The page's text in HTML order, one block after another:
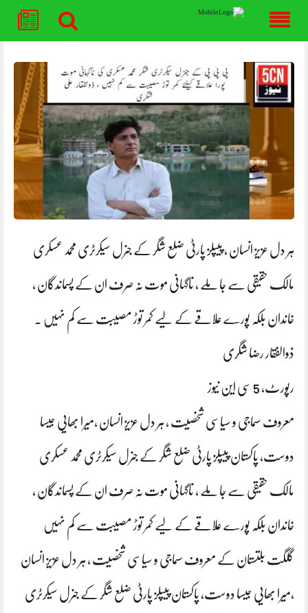
content
ہر دل عزیز انسان ، پیپلز پارٹی ضلع شگر کے جنرل سیکرٹری محمد عسکری
مالک حقیقی سے جا ملے ، ناگہانی موت نہ صرف ان کے پسماندگان ،
خاندان بلکہ پورے علاقے کے لیے کمر توڑ مصیبت سے کم نہیں .
ذوالفقار رضا شگری
رپورٹ، 5 سی این نیوز
معروف سماجی و سیاسی شخصیت ، ہر دل عزیز انسان ،میرا بھایی جیسا
دوست، پاکستان پیپلز پارٹی ضلع شگر کے جنرل سیکرٹری محمد عسکری
مالک حقیقی سے جا ملے ، ناگہانی موت نہ صرف ان کے پسماندگان ،
خاندان بلکہ پورے علاقے کے لیے کمر توڑ مصیبت سے کم نہیں
گلگت بلتستان کے معروف سماجی و سیاسی شخصیت ، ہر دل عزیز انسان
،میرا بھایی جیسا دوست، پاکستان پیپلز پارٹی ضلع شگر کے جنرل سیکرٹری